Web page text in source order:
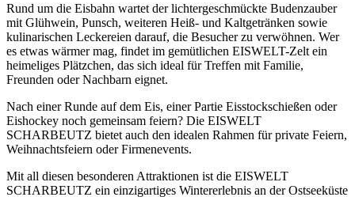
Rund um die Eisbahn wartet der lichtergeschmückte Budenzauber
mit Glühwein, Punsch, weiteren Heiß- und Kaltgetränken sowie
kulinarischen Leckereien darauf, die Besucher zu verwöhnen. Wer
es etwas wärmer mag, findet im gemütlichen EISWELT-Zelt ein
heimeliges Plätzchen, das sich ideal für Treffen mit Familie,
Freunden oder Nachbarn eignet.
Nach einer Runde auf dem Eis, einer Partie Eisstockschießen oder
Eishockey noch gemeinsam feiern? Die EISWELT
SCHARBEUTZ bietet auch den idealen Rahmen für private Feiern,
Weihnachtsfeiern oder Firmenevents.
Mit all diesen besonderen Attraktionen ist die EISWELT
SCHARBEUTZ ein einzigartiges Wintererlebnis an der Ostseeküste